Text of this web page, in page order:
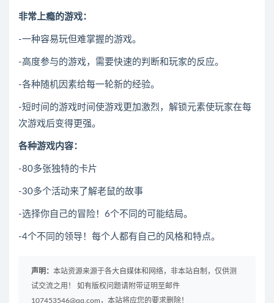
非常上瘾的游戏：
-一种容易玩但难掌握的游戏。
-高度参与的游戏，需要快速的判断和玩家的反应。
-各种随机因素给每一轮新的经验。
-短时间的游戏时间使游戏更加激烈，解锁元素使玩家在每
次游戏后变得更强。
各种游戏内容：
-80多张独特的卡片
-30多个活动来了解老鼠的故事
-选择你自己的冒险！6个不同的可能结局。
-4个不同的领导！每个人都有自己的风格和特点。
声明： 本站资源来源于各大自媒体和网络，非本站自制，仅供测
试交流之用！ 如有版权问题请附带证明至邮件
107453546@qq.com，本站将应您的要求删除！